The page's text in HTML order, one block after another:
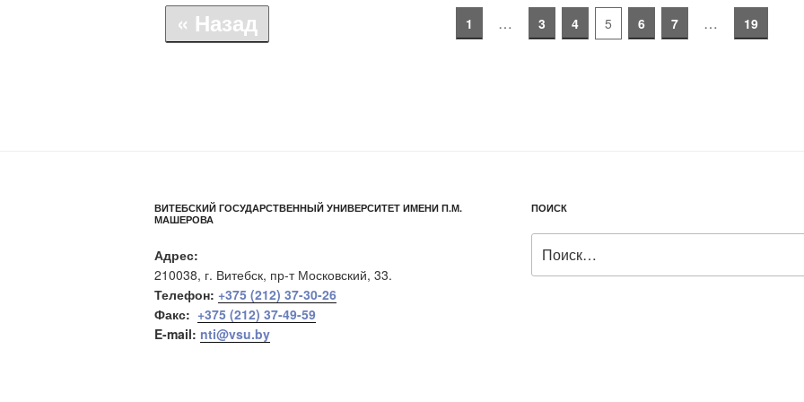
« Назад 1 … 3 4 5 6 7 … 19
ВИТЕБСКИЙ ГОСУДАРСТВЕННЫЙ УНИВЕРСИТЕТ ИМЕНИ П.М.
МАШЕРОВА
Адрес:
210038, г. Витебск, пр-т Московский, 33.
Телефон: +375 (212) 37-30-26
Факс: +375 (212) 37-49-59
E-mail: nti@vsu.by
ПОИСК